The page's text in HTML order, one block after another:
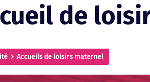
de
Accueils de loisirs maternel